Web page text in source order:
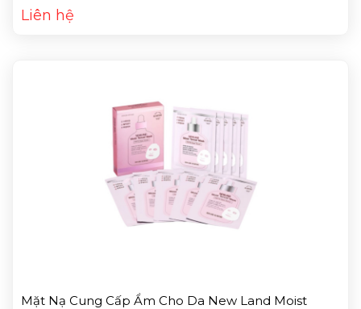
Liên hệ
Mặt Nạ Cung Cấp Ẩm Cho Da New Land Moist